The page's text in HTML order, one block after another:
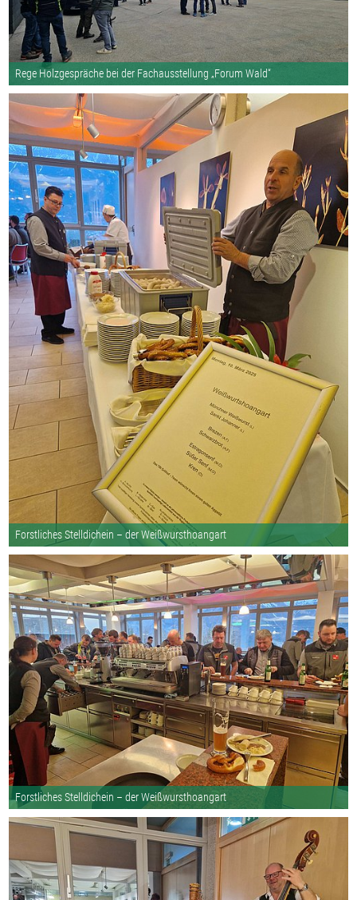
Rege Holzgespräche bei der Fachausstellung „Forum Wald“
Forstliches Stelldichein – der Weißwursthoangart
Forstliches Stelldichein – der Weißwursthoangart